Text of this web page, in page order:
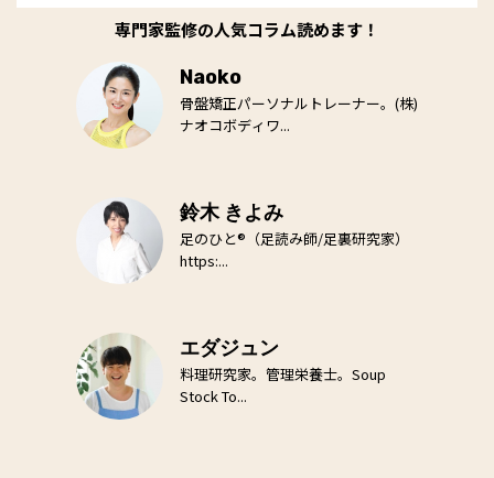
専門家監修の人気コラム読めます！
Naoko
骨盤矯正パーソナルトレーナー。(株)
ナオコボディワ...
鈴木 きよみ
足のひと®（足読み師/足裏研究家）
https:...
エダジュン
料理研究家。管理栄養士。Soup
Stock To...